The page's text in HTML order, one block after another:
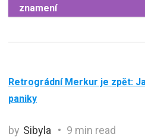
znamení
Retrográdní Merkur je zpět:
paniky
by Sibyla 9 min read